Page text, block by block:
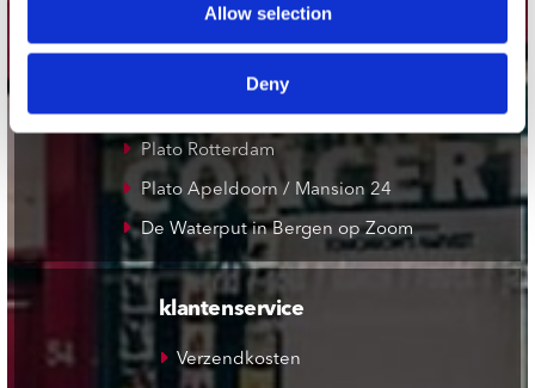
Allow selection
Deny
Plato Deventer
Plato Zwolle
Plato Rotterdam
Plato Apeldoorn / Mansion 24
De Waterput in Bergen op Zoom
klantenservice
Verzendkosten